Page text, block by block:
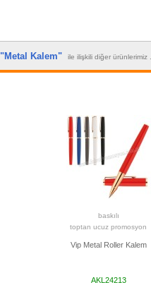
"Metal Kalem"ile ilişkili diğer
baskılı
toptan ucuz promosyon
Vip Metal Roller Kalem
AKL24213